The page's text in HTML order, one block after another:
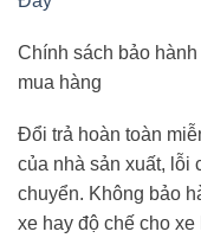
Chính sách bảo
mua hàng
Đổi trả hoàn toàn
của nhà sản xuất, lỗi
chuyển. Không bảo
xe hay độ chế cho xe